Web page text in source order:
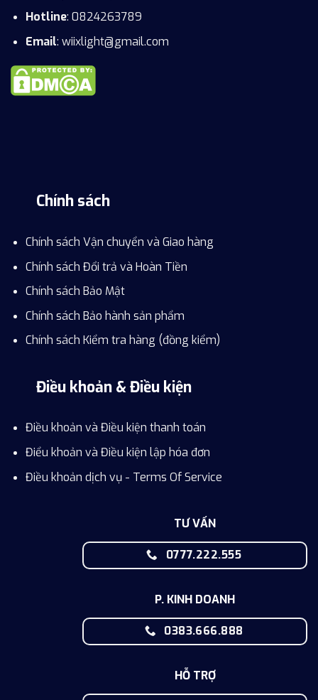
Hotline: 0824263789
Email: wiixlight@gmail.com
Chính sách
Chính sách Vận chuyển và Giao hàng
Chính sách Đổi trả và Hoàn Tiền
Chính sách Bảo Mật
Chính sách Bảo hành sản phẩm
Chính sách Kiểm tra hàng (đồng kiểm)
Điều khoản & Điều kiện
Điều khoản và Điều kiện thanh toán
Điểu khoản và Điều kiện lập hóa đơn
Điều khoản dịch vụ - Terms Of Service
TƯ VẤN
0777.222.555
P. KINH DOANH
0383.666.888
HỖ TRỢ